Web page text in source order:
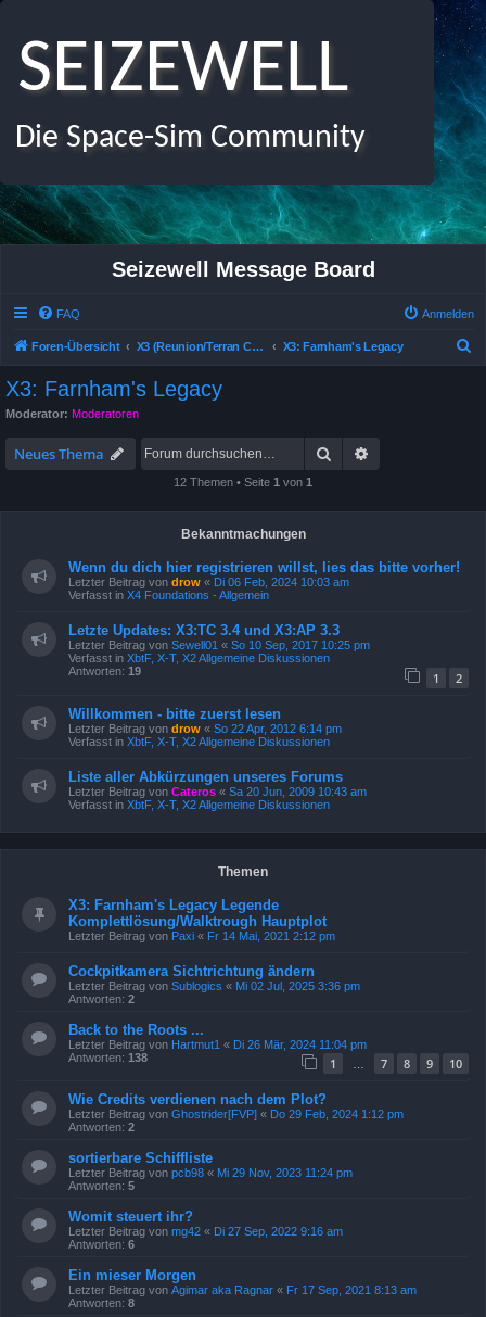
SEIZEWELL
Die Space-Sim Community
Seizewell Message Board
FAQ Anmelden
Foren-Übersicht X3 (Reunion/Terran Conflict /Albion Prelude) Allgemeines Deutsches Forum X3: Farnham's Legacy
X3: Farnham's Legacy
Moderator: Moderatoren
Neues Thema Suche
12 Themen • Seite 1 von 1
Bekanntmachungen
Wenn du dich hier registrieren willst, lies das bitte vorher!
Letzter Beitrag von drow « Di 06 Feb, 2024 10:03 am
Verfasst in X4 Foundations - Allgemein
Letzte Updates: X3:TC 3.4 und X3:AP 3.3
Letzter Beitrag von Sewell01 « So 10 Sep, 2017 10:25 pm
Verfasst in XbtF, X-T, X2 Allgemeine Diskussionen
Antworten: 19 1 2
Willkommen - bitte zuerst lesen
Letzter Beitrag von drow « So 22 Apr, 2012 6:14 pm
Verfasst in XbtF, X-T, X2 Allgemeine Diskussionen
Liste aller Abkürzungen unseres Forums
Letzter Beitrag von Cateros « Sa 20 Jun, 2009 10:43 am
Verfasst in XbtF, X-T, X2 Allgemeine Diskussionen
Themen
X3: Farnham's Legacy Legende
Komplettlösung/Walktrough Hauptplot
Letzter Beitrag von Paxi « Fr 14 Mai, 2021 2:12 pm
Cockpitkamera Sichtrichtung ändern
Letzter Beitrag von Sublogics « Mi 02 Jul, 2025 3:36 pm
Antworten: 2
Back to the Roots ...
Letzter Beitrag von Hartmut1 « Di 26 Mär, 2024 11:04 pm
Antworten: 138 1 7 8 9 10
Wie Credits verdienen nach dem Plot?
Letzter Beitrag von Ghostrider[FVP] « Do 29 Feb, 2024 1:12 pm
Antworten: 2
sortierbare Schiffliste
Letzter Beitrag von pcb98 « Mi 29 Nov, 2023 11:24 pm
Antworten: 5
Womit steuert ihr?
Letzter Beitrag von mg42 « Di 27 Sep, 2022 9:16 am
Antworten: 6
Ein mieser Morgen
Letzter Beitrag von Agimar aka Ragnar « Fr 17 Sep, 2021 8:13 am
Antworten: 8